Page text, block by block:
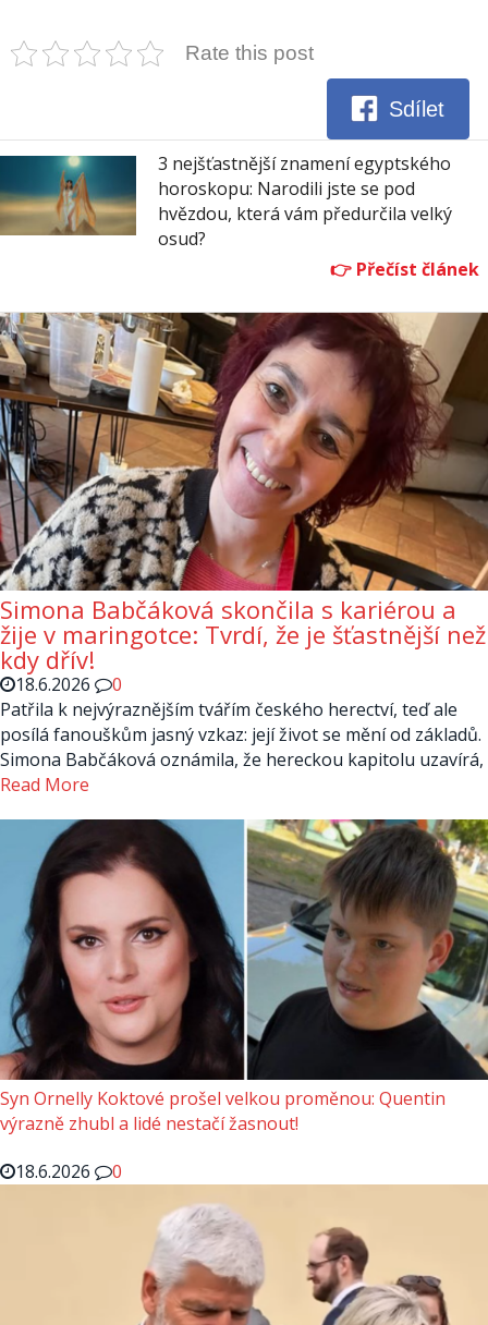
Rate this post
Sdílet
3 nejšťastnější znamení egyptského
horoskopu: Narodili jste se pod
hvězdou, která vám předurčila velký
osud?
Simona Babčáková skončila s kariérou a
žije v maringotce: Tvrdí, že je šťastnější než
kdy dřív!
18.6.2026
0
Patřila k nejvýraznějším tvářím českého herectví, teď ale
posílá fanouškům jasný vzkaz: její život se mění od základů.
Simona Babčáková oznámila, že hereckou kapitolu uzavírá,
Read More
Syn Ornelly Koktové prošel velkou proměnou: Quentin
výrazně zhubl a lidé nestačí žasnout!
18.6.2026
0